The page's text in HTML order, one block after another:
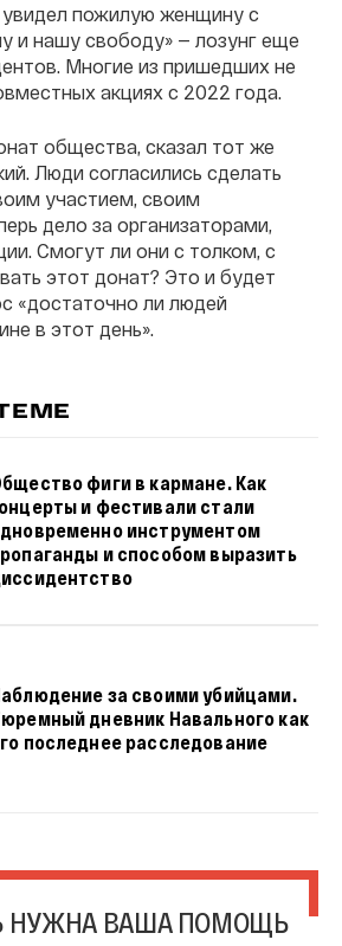
увидел пожилую женщину с
и нашу свободу» — лозунг еще
Многие из пришедших не
акциях с 2022 года.
общества, сказал тот же
Люди согласились сделать
участием, своим
дело за организаторами,
Смогут ли они с толком, с
этот донат? Это и будет
«достаточно ли людей
в этот день».
фиги в кармане. Как
и фестивали стали
инструментом
и способом выразить
за своими убийцами.
дневник Навального как
последнее расследование
НУЖНА ВАША ПОМОЩЬ